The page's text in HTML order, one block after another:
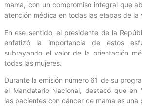
mama, con un compromiso integral que
atención médica en todas las etapas de la
En ese sentido, el presidente de la
enfatizó la importancia de estos
subrayando el valor de la orientación
todas las mujeres.
Durante la emisión número 61 de su
el Mandatario Nacional, destacó que en
las pacientes con cáncer de mama es una